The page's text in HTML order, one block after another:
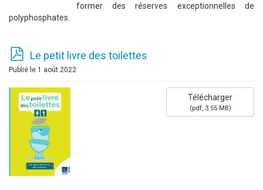
former des réserves exceptionnelles de
polyphosphates.
p
d
Le petit livre des toilettes
Publié le 1 août 2022
Télécharger
(pdf, 3.55 MB)